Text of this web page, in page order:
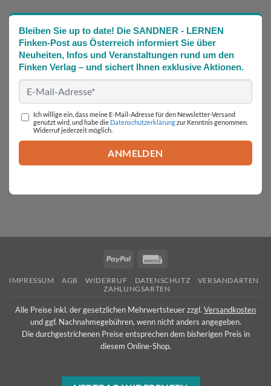
Bleiben Sie up to date! Die SANDNER - LERNEN
Finken-Post aus Österreich informiert Sie über
Neuheiten, Infos und Veranstaltungen rund um den
Finken Verlag – und sichert Ihnen exklusive Aktionen.
Ich willige ein, dass meine E-Mail-Adresse für den Newsletter-Versand
genutzt wird, und habe die Datenschutzerklärungzur Kenntnis genommen.
Widerruf jederzeit möglich.
PayPal
IMPRESSUM AGB WIDERRUF DATENSCHUTZ
VERSANDARTEN
ZAHLUNGSARTEN
Alle Preise inkl. der gesetzlichen Mehrwertsteuer zzgl. Versandkosten
und ggf. Nachnahmegebühren, wenn nicht anders angegeben.
Die durchgestrichenen Preise entsprechen dem bisherigen Preis in
diesem Online-Shop.